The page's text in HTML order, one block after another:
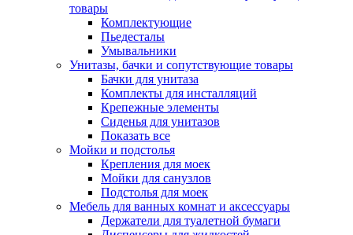
товары
Комплектующие
Пьедесталы
Умывальники
Унитазы, бачки и сопутствующие товары
Бачки для унитаза
Комплекты для инсталляций
Крепежные элементы
Сиденья для унитазов
Показать все
Мойки и подстолья
Крепления для моек
Мойки для санузлов
Подстолья для моек
Мебель для ванных комнат и аксессуары
Держатели для туалетной бумаги